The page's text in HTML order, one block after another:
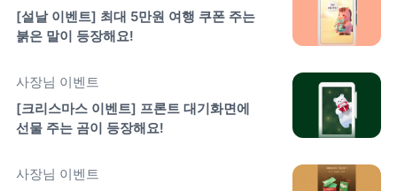
[설날 이벤트] 최대 5만원 여행 쿠폰 주는
붉은 말이 등장해요!
사장님 이벤트
[크리스마스 이벤트] 프론트 대기화면에
선물 주는 곰이 등장해요!
사장님 이벤트